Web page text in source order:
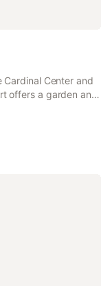
Cardinal Center and
offers a garden and
to a terrace, free